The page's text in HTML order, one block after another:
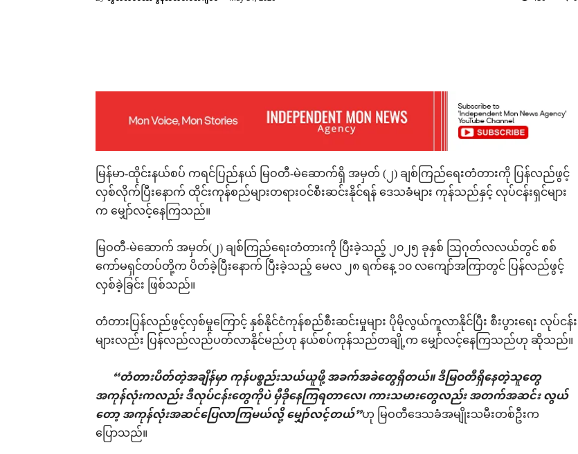
မြန်မာ-ထိုင်းနယ်စပ် ကရင်ပြည်နယ် မြဝတီ-မဲဆောက်ရှိ အမှတ် (၂) ချစ်ကြည်ရေးတံတားကို ပြန်လည်ဖွင့်
လှစ်လိုက်ပြီးနောက် ထိုင်းကုန်စည်များတရားဝင်စီးဆင်းနိုင်ရန် ဒေသခံများ ကုန်သည်နှင့် လုပ်ငန်းရှင်များ
က မျှော်လင့်နေကြသည်။
မြဝတီ-မဲဆောက် အမှတ်(၂) ချစ်ကြည်ရေးတံတားကို ပြီးခဲ့သည့် ၂၀၂၅ ခုနှစ် ဩဂုတ်လလယ်တွင် စစ်
ကော်မရှင်တပ်တို့က ပိတ်ခဲ့ပြီးနောက် ပြီးခဲ့သည့် မေလ ၂၈ ရက်နေ့ ၁၀ လကျော်အကြာတွင် ပြန်လည်ဖွင့်
လှစ်ခဲ့ခြင်း ဖြစ်သည်။
တံတားပြန်လည်ဖွင့်လှစ်မှုကြောင့် နှစ်နိုင်ငံကုန်စည်စီးဆင်းမှုများ ပိုမိုလွယ်ကူလာနိုင်ပြီး စီးပွားရေး လုပ်ငန်း
များလည်း ပြန်လည်လည်ပတ်လာနိုင်မည်ဟု နယ်စပ်ကုန်သည်တချို့က မျှော်လင့်နေကြသည်ဟု ဆိုသည်။
“တံတားပိတ်တဲ့အချိန်မှာ ကုန်ပစ္စည်းသယ်ယူဖို့ အခက်အခဲတွေရှိတယ်။ ဒီမြဝတီရှိနေတဲ့သူတွေ
အကုန်လုံးကလည်း ဒီလုပ်ငန်းတွေကိုပဲ မှီခိုနေကြရတာလေ၊ ကားသမားတွေလည်း အတက်အဆင်း လွယ်
တော့ အကုန်လုံးအဆင်ပြေလာကြမယ်လို့ မျှော်လင့်တယ်”ဟု မြဝတီဒေသခံအမျိုးသမီးတစ်ဦးက
ပြောသည်။